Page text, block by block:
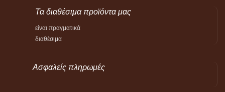
Τα διαθέσιμα προϊόντα μας
είναι πραγματικά
διαθέσιμα
Ασφαλείς πληρωμές